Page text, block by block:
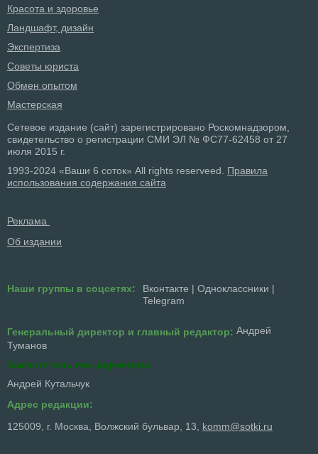
Красота и здоровье
Ландшафт, дизайн
Экспертиза
Советы юриста
Обмен опытом
Мастерская
Сетевое издание (сайт) зарегистрировано Роскомнадзором,
свидетельство о регистрации СМИ ЭЛ № ФС77-62458 от 27
июля 2015 г.
1993-2024 «Ваши 6 соток» All rights reserveed. Правила
использования содержания сайта
Реклама
Об издании
Наши группы в соцсетях: Вконтакте | Одноклассники |
Telegram
Генеральный директор и главный редактор: Андрей
Туманов
Заместитель ген. директора
Андрей Кутальчук
Адрес редакции:
125009, г. Москва, Волжский бульвар, 13, komm@sotki.ru